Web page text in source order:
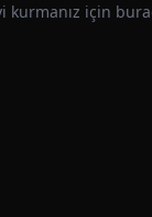
kurmanız için